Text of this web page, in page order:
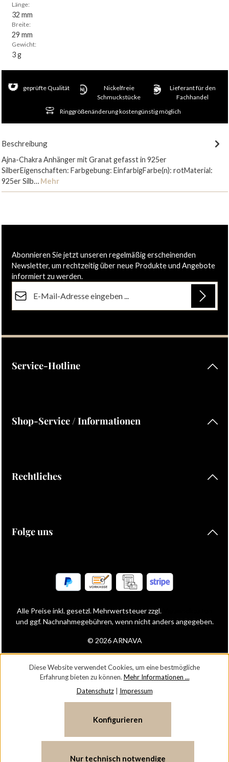
Länge:
32 mm
Breite:
29 mm
Gewicht:
3 g
geprüfte Qualität
Nickelfreie
Schmuckstücke
Lieferant für den
Fachhandel
Ringgrößenänderung kostengünstig möglich
Beschreibung
Ajna-Chakra Anhänger mit Granat gefasst in 925er
SilberEigenschaften: Farbgebung: EinfarbigFarbe(n): rotMaterial:
925er Silb… Mehr
Abonnieren Sie jetzt unseren regelmäßig erscheinenden
Newsletter, um rechtzeitig über neue Produkte und Angebote
informiert zu werden.
Ich habe dieDatenschutzbestimmungenzur Kenntnis
Service-Hotline
Shop-Service / Informationen
Rechtliches
Folge uns
© 2026 ARNAVA
Alle Preise inkl. gesetzl. Mehrwertsteuer zzgl.
und ggf. Nachnahmegebühren, wenn nicht anders angegeben.
Diese Website verwendet Cookies, um eine bestmögliche
Erfahrung bieten zu können. Mehr Informationen ...
Datenschutz| Impressum
Nur technisch notwendige
Konfigurieren